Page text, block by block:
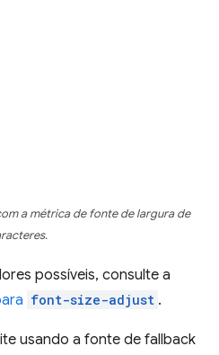
a métrica de fonte de largura de
possíveis, consulte a
font-size-adjust .
usando a fonte de fallback